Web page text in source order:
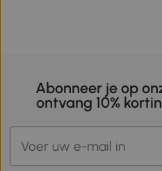
Abonneer je op
ontvang 10%